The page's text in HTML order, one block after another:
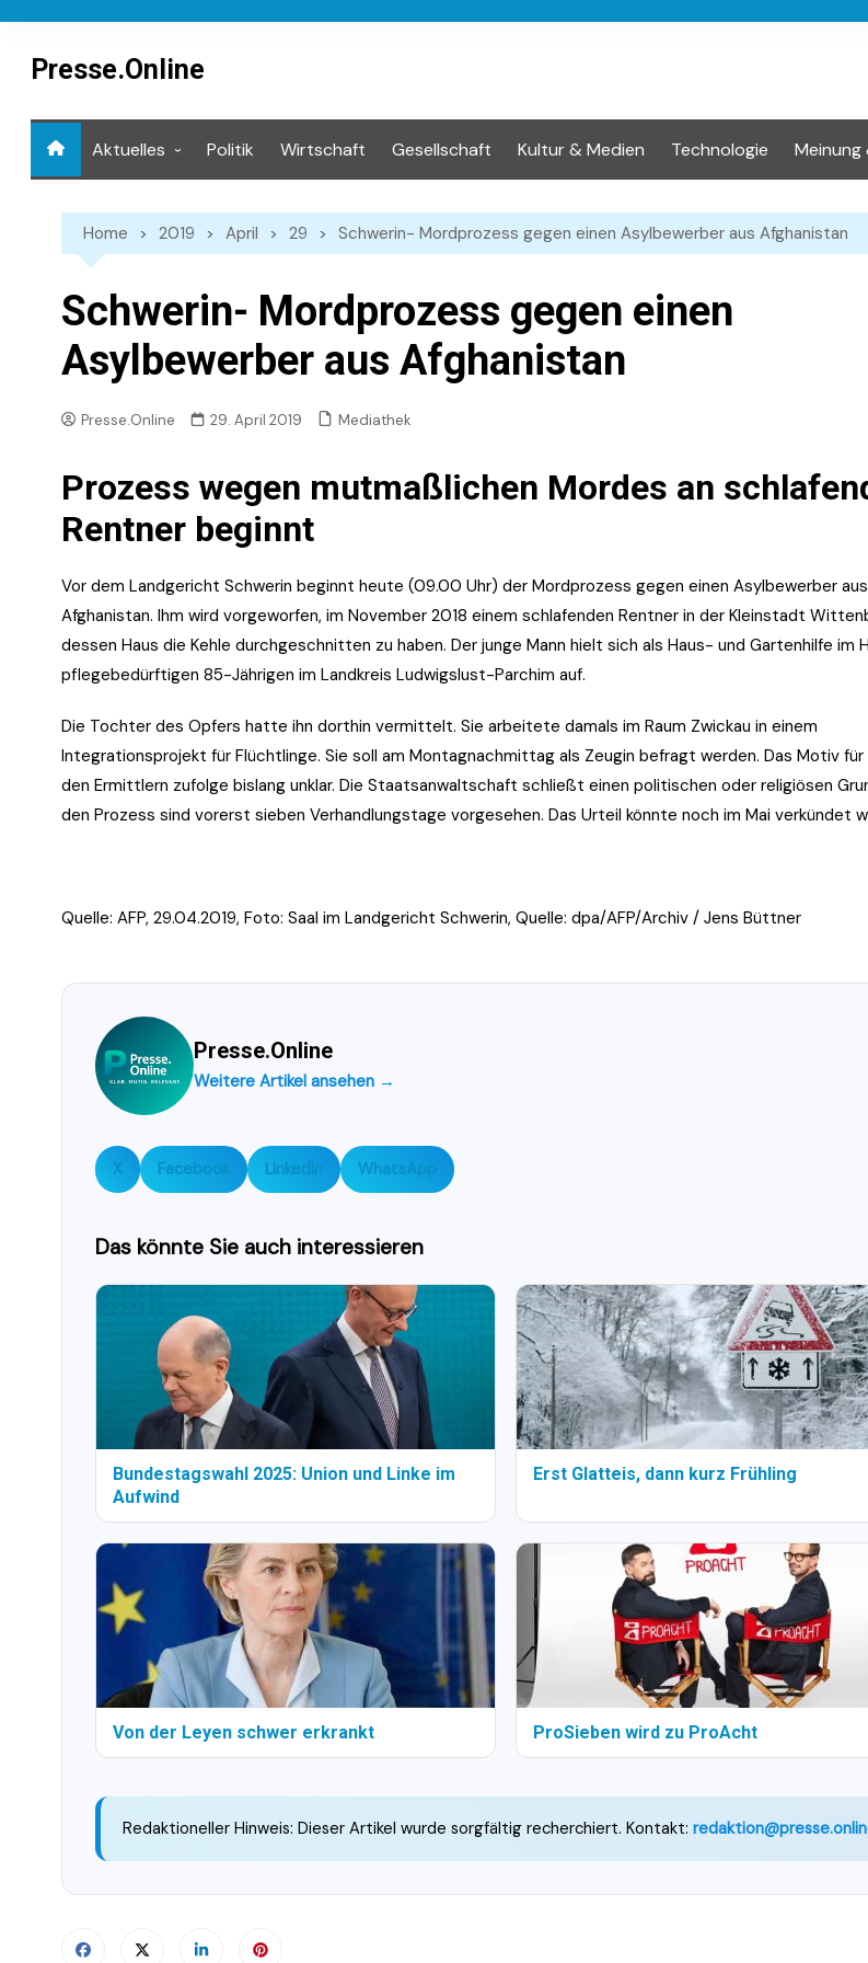
contentPresse.Online
Aktuelles Politik Wirtschaft Gesellschaft Kultur & Medien Technologie Meinung
Home 2019 April 29 Schwerin- Mordprozess gegen einen Asylbewerber aus Afghanistan
Schwerin- Mordprozess gegen einen
Asylbewerber aus Afghanistan
Presse.Online 29. April 2019 Mediathek
Prozess wegen mutmaßlichen Mordes an
Rentner beginnt
Vor dem Landgericht Schwerin beginnt heute (09.00 Uhr) der Mordprozess gegen einen Asylbewerber aus
Afghanistan. Ihm wird vorgeworfen, im November 2018 einem schlafenden Rentner in der Kleinstadt
dessen Haus die Kehle durchgeschnitten zu haben. Der junge Mann hielt sich als Haus- und Gartenhilfe im
pflegebedürftigen 85-Jährigen im Landkreis Ludwigslust-Parchim auf.
Die Tochter des Opfers hatte ihn dorthin vermittelt. Sie arbeitete damals im Raum Zwickau in einem
Integrationsprojekt für Flüchtlinge. Sie soll am Montagnachmittag als Zeugin befragt werden. Das Motiv
den Ermittlern zufolge bislang unklar. Die Staatsanwaltschaft schließt einen politischen oder religiösen
den Prozess sind vorerst sieben Verhandlungstage vorgesehen. Das Urteil könnte noch im Mai verkündet
Quelle: AFP, 29.04.2019, Foto: Saal im Landgericht Schwerin, Quelle: dpa/AFP/Archiv / Jens Büttner
Presse.Online
Weitere Artikel ansehen →
X Facebook LinkedIn WhatsApp
Das könnte Sie auch interessieren
Bundestagswahl 2025: Union und Linke im
Aufwind
Erst Glatteis, dann kurz Frühling
Von der Leyen schwer erkrankt ProSieben wird zu ProAcht
Redaktioneller Hinweis: Dieser Artikel wurde sorgfältig recherchiert. Kontakt: